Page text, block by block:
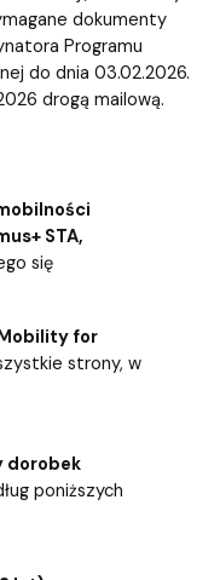
dokumenty
Programu
do dnia 03.02.2026.
drogą mailową.
STA,
się
for
strony, w
dorobek
poniższych